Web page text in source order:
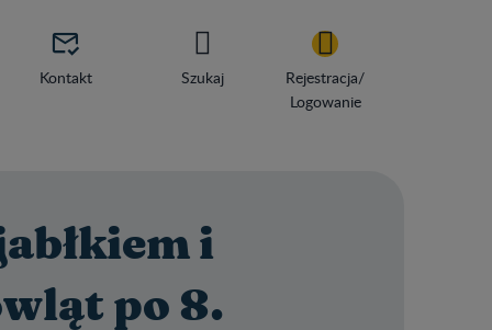

Kontakt Szukaj
Rejestracja/
Logowanie
i
po 8.